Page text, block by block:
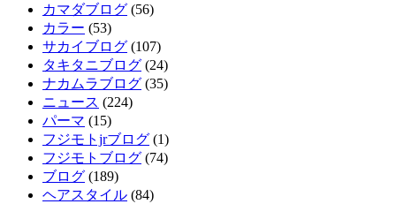
カマダブログ (56)
カラー (53)
サカイブログ (107)
タキタニブログ (24)
ナカムラブログ (35)
ニュース (224)
パーマ (15)
フジモトjrブログ (1)
フジモトブログ (74)
ブログ (189)
ヘアスタイル (84)